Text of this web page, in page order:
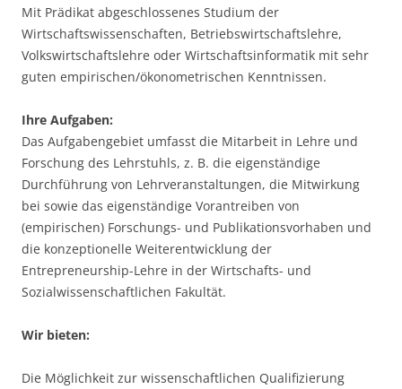
Mit Prädikat abgeschlossenes Studium der
Wirtschaftswissenschaften, Betriebswirtschaftslehre,
Volkswirtschaftslehre oder Wirtschaftsinformatik mit sehr
guten empirischen/ökonometrischen Kenntnissen.
Ihre Aufgaben:
Das Aufgabengebiet umfasst die Mitarbeit in Lehre und
Forschung des Lehrstuhls, z. B. die eigenständige
Durchführung von Lehrveranstaltungen, die Mitwirkung
bei sowie das eigenständige Vorantreiben von
(empirischen) Forschungs- und Publikationsvorhaben und
die konzeptionelle Weiterentwicklung der
Entrepreneurship-Lehre in der Wirtschafts- und
Sozialwissenschaftlichen Fakultät.
Wir bieten:
Die Möglichkeit zur wissenschaftlichen Qualifizierung